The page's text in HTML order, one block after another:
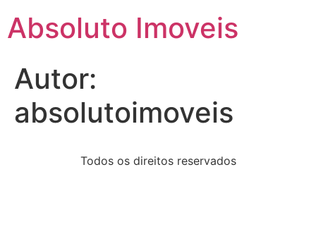
Absoluto Imoveis
Autor:
absolutoimoveis
Todos os direitos reservados